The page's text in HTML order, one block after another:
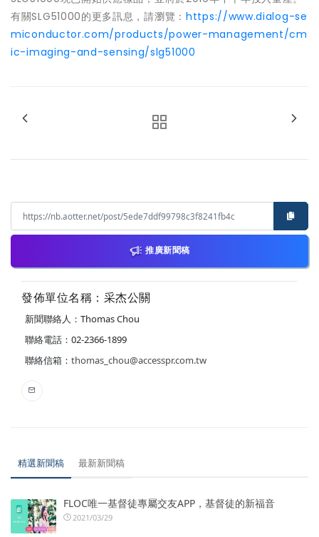
有關SLG51000的更多訊息，請瀏覽： https://www.dialog-se
miconductor.com/products/power-management/cm
ic-imaging-and-sensing/slg51000
推廣新聞稿
發佈單位名稱：采杰公關
新聞聯絡人：Thomas Chou
聯絡電話：02-2366-1899
聯絡信箱： thomas_chou@accesspr.com.tw
精選新聞稿 最新新聞稿
FLOC唯一基督徒專屬交友APP，基督徒的新福音
2021/03/29